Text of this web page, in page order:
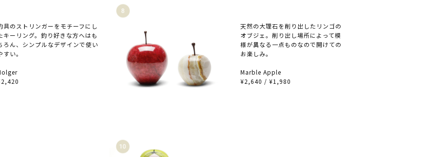
具のストリンガーをモチーフにし
キーリング。釣り好きな方へはも
ろん、シンプルなデザインで使い
すい。
天然の大理石を削り出したリンゴの
オブジェ。削り出し場所によって模
様が異なる一点ものなので開けての
お楽しみ。
Marble Apple
¥2,640 / ¥1,980